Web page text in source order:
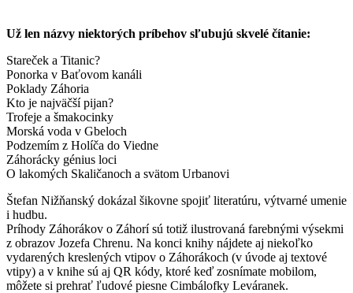
Už len názvy niektorých príbehov sľubujú skvelé čítanie:
Stareček a Titanic?
Ponorka v Baťovom kanáli
Poklady Záhoria
Kto je najväčší pijan?
Trofeje a šmakocinky
Morská voda v Gbeloch
Podzemím z Holíča do Viedne
Záhorácky génius loci
O lakomých Skaličanoch a svätom Urbanovi
Štefan Nižňanský dokázal šikovne spojiť literatúru, výtvarné umenie
i hudbu.
Príhody Záhorákov o Záhorí sú totiž ilustrovaná farebnými výsekmi
z obrazov Jozefa Chrenu. Na konci knihy nájdete aj niekoľko
vydarených kreslených vtipov o Záhorákoch (v úvode aj textové
vtipy) a v knihe sú aj QR kódy, ktoré keď zosnímate mobilom,
môžete si prehrať ľudové piesne Cimbálofky Leváranek.